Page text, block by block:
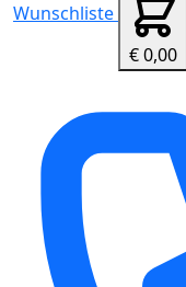
Wunschliste
€ 0,00